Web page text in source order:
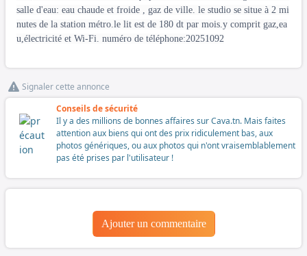
salle d'eau: eau chaude et froide , gaz de ville. le studio se situe à 2 mi
nutes de la station métro.le lit est de 180 dt par mois.y comprit gaz,ea
u,électricité et Wi-Fi. numéro de téléphone:20251092
Signaler cette annonce
Conseils de sécurité
Il y a des millions de bonnes affaires sur Cava.tn. Mais faites
attention aux biens qui ont des prix ridiculement bas, aux
photos génériques, ou aux photos qui n'ont vraisemblablement
pas été prises par l'utilisateur !
Ajouter un commentaire